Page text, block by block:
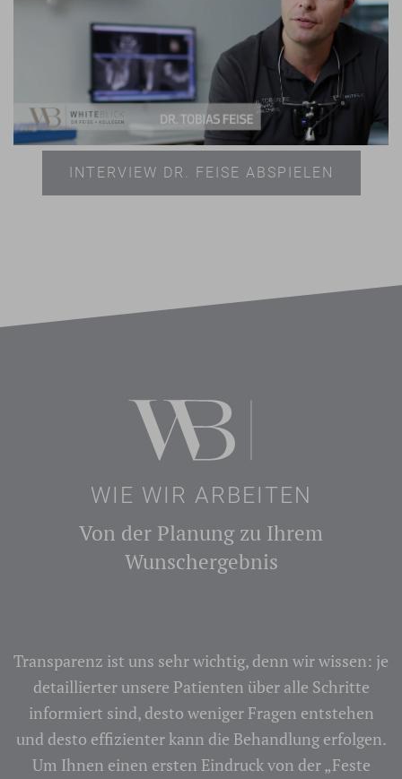
INTERVIEW DR. FEISE ABSPIELEN
WIE WIR ARBEITEN
Von der Planung zu Ihrem
Wunschergebnis
Transparenz ist uns sehr wichtig, denn wir wissen: je
detaillierter unsere Patienten über alle Schritte
informiert sind, desto weniger Fragen entstehen
und desto effizienter kann die Behandlung erfolgen.
Um Ihnen einen ersten Eindruck von der „Feste